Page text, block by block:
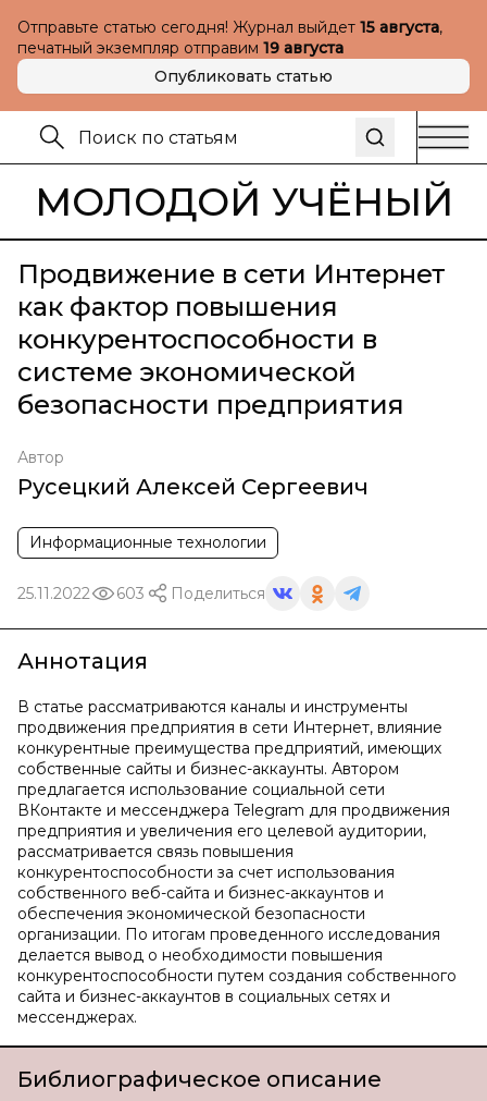
Отправьте статью сегодня! Журнал выйдет 15 августа,
печатный экземпляр отправим 19 августа
Опубликовать статью
МОЛОДОЙ УЧЁНЫЙ
Продвижение в сети Интернет
как фактор повышения
конкурентоспособности в
системе экономической
безопасности предприятия
Автор
Русецкий Алексей Сергеевич
Информационные технологии
25.11.2022 603 Поделиться
Аннотация
В статье рассматриваются каналы и инструменты
продвижения предприятия в сети Интернет, влияние
конкурентные преимущества предприятий, имеющих
собственные сайты и бизнес-аккаунты. Автором
предлагается использование социальной сети
ВКонтакте и мессенджера Telegram для продвижения
предприятия и увеличения его целевой аудитории,
рассматривается связь повышения
конкурентоспособности за счет использования
собственного веб-сайта и бизнес-аккаунтов и
обеспечения экономической безопасности
организации. По итогам проведенного исследования
делается вывод о необходимости повышения
конкурентоспособности путем создания собственного
сайта и бизнес-аккаунтов в социальных сетях и
мессенджерах.
Библиографическое описание